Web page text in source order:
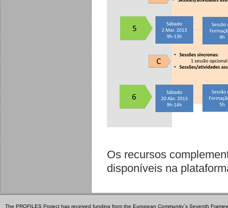
Os recursos
disponíveis na
The PROFILES Project has received funding from the European Community´s Seventh